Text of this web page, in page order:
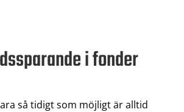
i fonder
så tidigt som möjligt är alltid